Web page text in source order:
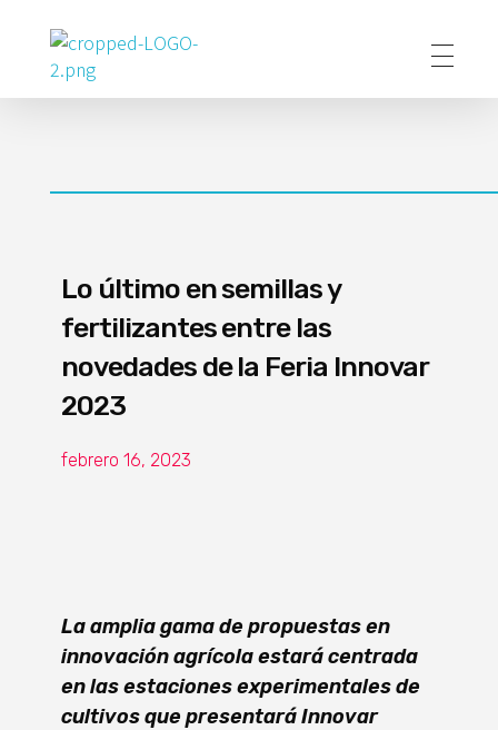
Poder Agropecuario
Lo último en semillas y
fertilizantes entre las
novedades de la Feria Innovar
2023
febrero 16, 2023
La amplia gama de propuestas en
innovación agrícola estará centrada
en las estaciones experimentales de
cultivos que presentará Innovar